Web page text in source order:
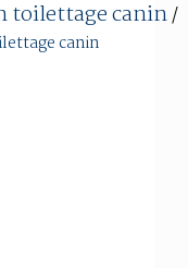
toilettage canin/
canin